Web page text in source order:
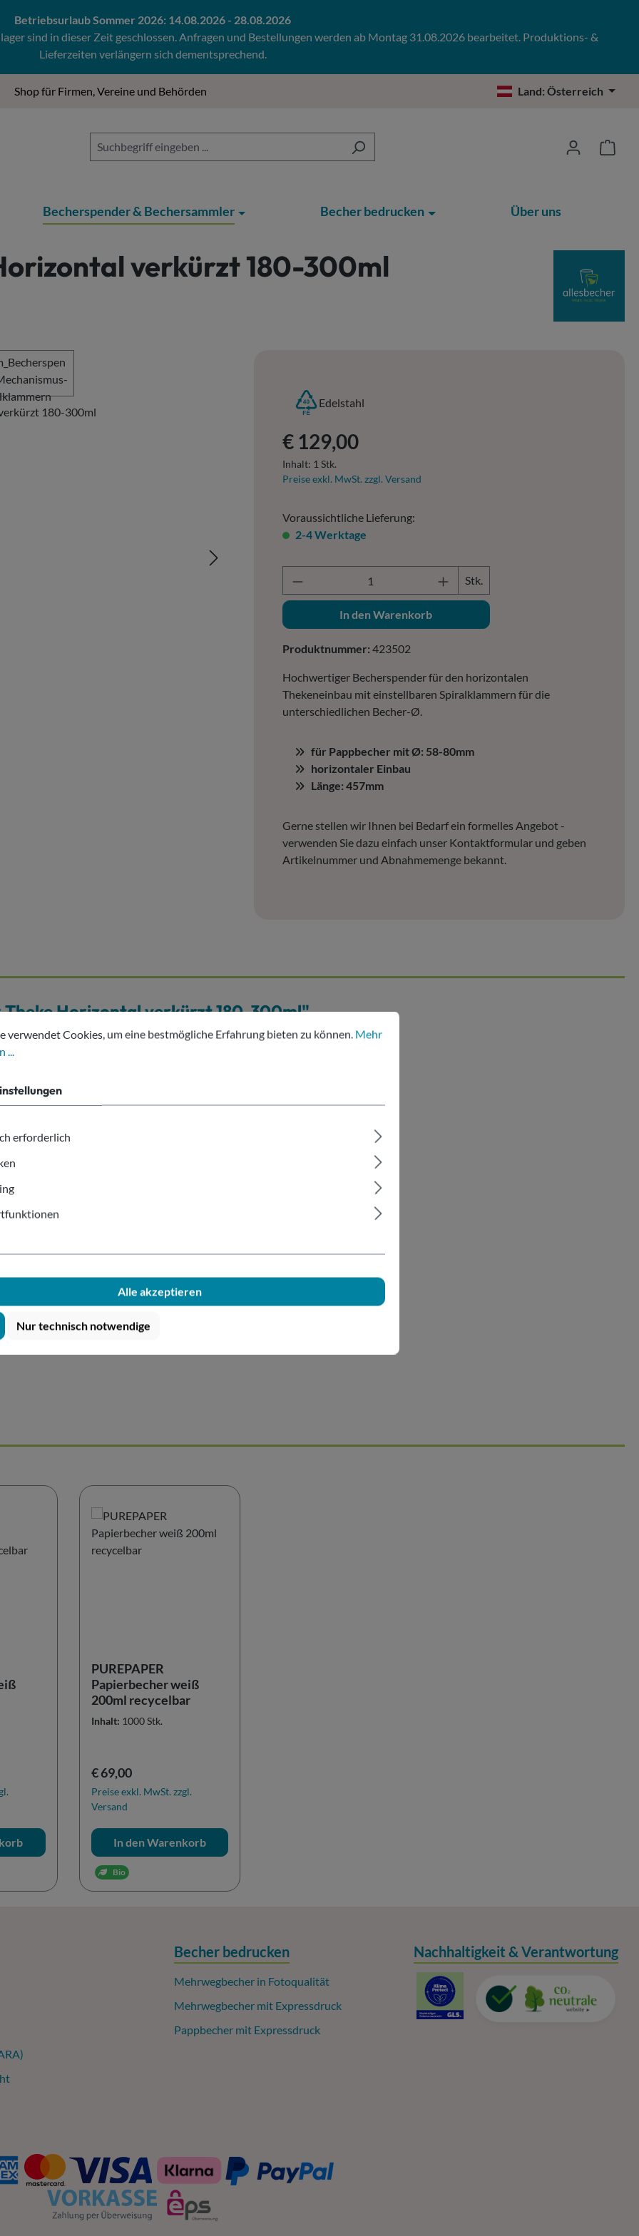
Betriebsurlaub Sommer 2026: 14.08.2026 - 28.08.2026
sind in dieser Zeit geschlossen. Anfragen und Bestellungen werden ab Montag 31.08.2026 bearbeitet. Produktions- &
Lieferzeiten verlängern sich dementsprechend.
Shop für Firmen, Vereine und Behörden Land:Österreich
Becherspender & Bechersammler Becher bedrucken Über uns
verkürzt 180-300ml
Edelstahl
Regulärer Preis:
€ 129,00
Inhalt: 1 Stk.
Preise exkl. MwSt. zzgl. Versand
Voraussichtliche Lieferung:
2-4 Werktage
Produkt Anzahl: Gib den gewünschten Wert
Stk.
In den Warenkorb
Produktnummer: 423502
Hochwertiger Becherspender für den horizontalen
Thekeneinbau mit einstellbaren Spiralklammern für die
unterschiedlichen Becher-Ø.
für Pappbecher mit Ø: 58-80mm
horizontaler Einbau
Länge: 457mm
Gerne stellen wir Ihnen bei Bedarf ein formelles Angebot -
verwenden Sie dazu einfach unser Kontaktformular und geben
Artikelnummer und Abnahmemenge bekannt.
Horizontal verkürzt 180-300ml"
Horizontal verkürzt 180-300ml
PUREPAPER
Papierbecher weiß
200ml recycelbar
Inhalt: 1000 Stk.
Regulärer Preis:
€ 69,00
Preise exkl. MwSt. zzgl.
Versand
In den Warenkorb
Bio
Becher bedrucken
Mehrwegbecher in Fotoqualität
Mehrwegbecher mit Expressdruck
Pappbecher mit Expressdruck
Nachhaltigkeit & Verantwortung
Cookies, um eine bestmögliche Erfahrung bieten zu können.
Mehr Informationen ...
verwendet Cookies, um eine bestmögliche Erfahrung bieten zu können. Mehr
erforderlich
Alle akzeptieren
Nur technisch notwendige